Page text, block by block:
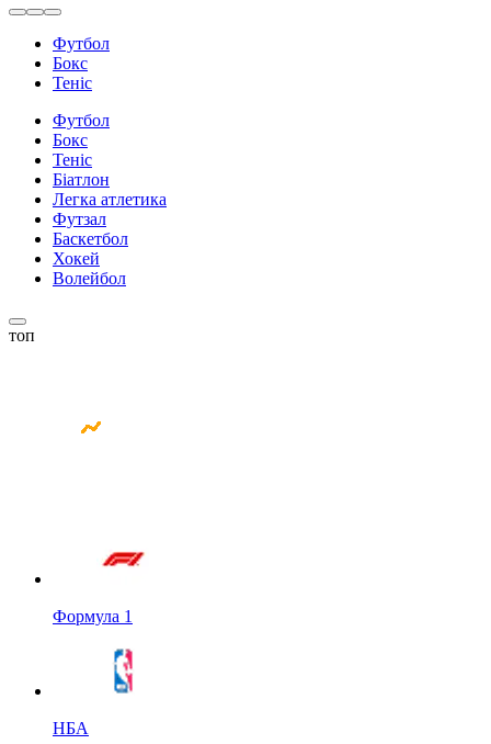
Футбол
Бокс
Теніс
Футбол
Бокс
Теніс
Біатлон
Легка атлетика
Футзал
Баскетбол
Хокей
Волейбол
топ
Формула 1
НБА